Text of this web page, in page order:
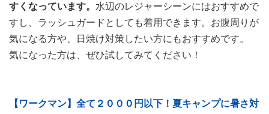
すくなっています。 水辺のレジャーシーンにはおすすめで
すし、ラッシュガードとしても着用できます。お腹周りが
気になる方や、日焼け対策したい方にもおすすめです。
気になった方は、ぜひ試してみてください！
【ワークマン】全て２０００円以下！夏キャンプに暑さ対